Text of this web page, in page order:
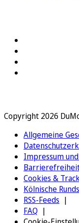
Copyright 2026
Allgemeine
Impressum
Cookies &
Kölnische
RSS-Feeds
FAQ